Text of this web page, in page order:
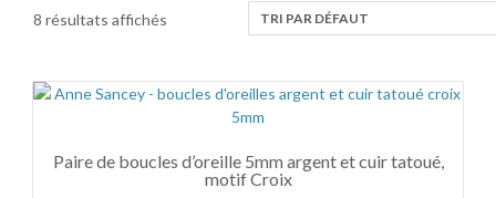
8 résultats affichés
Paire de boucles d’oreille 5mm argent et cuir tatoué,
motif Croix